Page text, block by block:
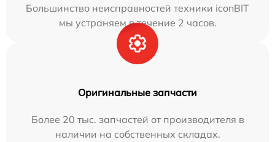
Большинство неисправностей техники iconBIT
мы устраняем в течение 2 часов.
Оригинальные запчасти
Более 20 тыс. запчастей от производителя в
наличии на собственных складах.